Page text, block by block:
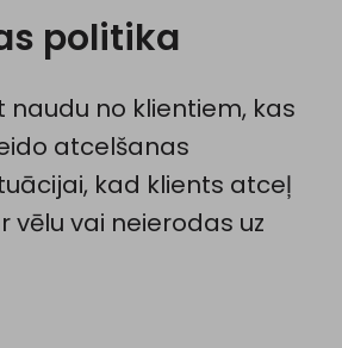
politika
naudu no klientiem, kas
atcelšanas
kad klients atceļ
vēlu vai neierodas uz